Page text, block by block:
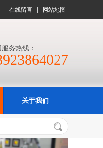
在线留言 网站地图
务热线：
关于我们